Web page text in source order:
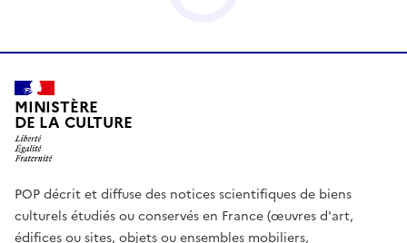
MINISTÈRE
DE LA CULTURE
POP décrit et diffuse des notices scientifiques de biens
culturels étudiés ou conservés en France (œuvres d'art,
édifices ou sites, objets ou ensembles mobiliers,